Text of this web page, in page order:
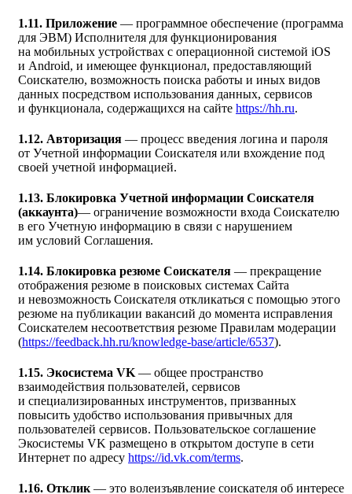
1.11. Приложение — программное обеспечение (программа
для ЭВМ) Исполнителя для функционирования
на мобильных устройствах с операционной системой iOS
и Android, и имеющее функционал, предоставляющий
Соискателю, возможность поиска работы и иных видов
данных посредством использования данных, сервисов
и функционала, содержащихся на сайте https://hh.ru.
1.12. Авторизация — процесс введения логина и пароля
от Учетной информации Соискателя или вхождение под
своей учетной информацией.
1.13. Блокировка Учетной информации Соискателя
(аккаунта)— ограничение возможности входа Соискателю
в его Учетную информацию в связи с нарушением
им условий Соглашения.
1.14. Блокировка резюме Соискателя — прекращение
отображения резюме в поисковых системах Сайта
и невозможность Соискателя откликаться с помощью этого
резюме на публикации вакансий до момента исправления
Соискателем несоответствия резюме Правилам модерации
(https://feedback.hh.ru/knowledge-base/article/6537).
1.15. Экосистема VK — общее пространство
взаимодействия пользователей, сервисов
и специализированных инструментов, призванных
повысить удобство использования привычных для
пользователей сервисов. Пользовательское соглашение
Экосистемы VK размещено в открытом доступе в сети
Интернет по адресу https://id.vk.com/terms.
1.16. Отклик — это волеизъявление соискателя об интересе